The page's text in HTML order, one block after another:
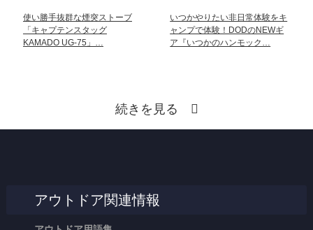
使い勝手抜群な煙突ストーブ
「キャプテンスタッグ
KAMADO UG-75」…
いつかやりたい非日常体験をキ
ャンプで体験！DODのNEWギ
ア『いつかのハンモック…
続きを見る
アウトドア関連情報